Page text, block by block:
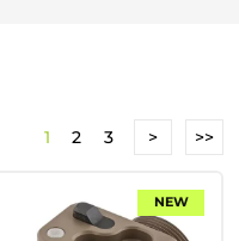
1 2 3 > >>
NEW